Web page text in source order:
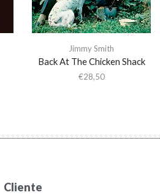
Jimmy Smith
Back At The Chicken Shack
€28,50
Cliente